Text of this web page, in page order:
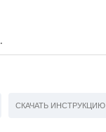
СКАЧАТЬ ИНСТРУКЦИЮ